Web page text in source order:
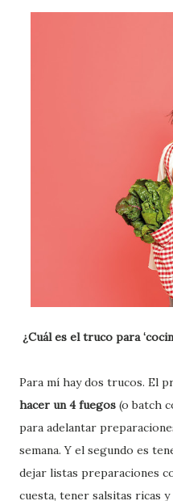
¿Cuál es el truco para
Para mí hay dos trucos. El
hacer un 4 fuegos (o batch
para adelantar
semana. Y el segundo es
dejar listas preparaciones
cuesta, tener salsitas ricas